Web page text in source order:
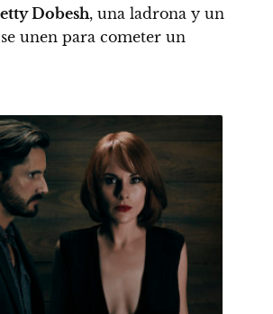
Dobesh, una ladrona y un
unen para cometer un